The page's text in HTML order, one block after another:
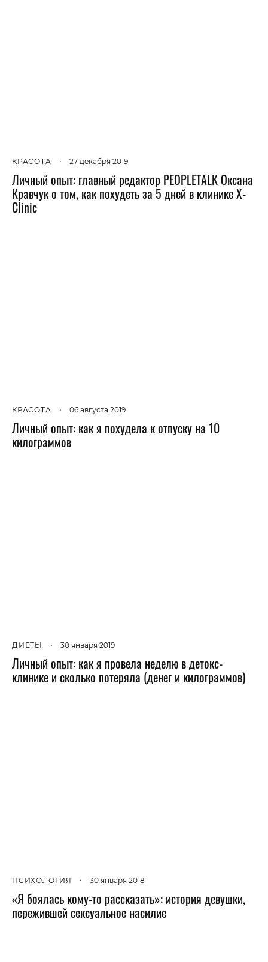
КРАСОТА • 27 декабря 2019
Личный опыт: главный редактор PEOPLETALK Оксана
Кравчук о том, как похудеть за 5 дней в клинике X-
Clinic
КРАСОТА • 06 августа 2019
Личный опыт: как я похудела к отпуску на 10
килограммов
ДИЕТЫ • 30 января 2019
Личный опыт: как я провела неделю в детокс-
клинике и сколько потеряла (денег и килограммов)
ПСИХОЛОГИЯ • 30 января 2018
«Я боялась кому-то рассказать»: история девушки,
пережившей сексуальное насилие